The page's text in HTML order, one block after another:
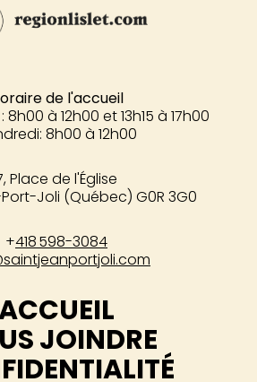
de l'accueil
à 12h00 et 13h15 à 17h00
8h00 à 12h00
Place de l'Église
Joli (Québec) G0R 3G0
+418 598-3084
JOINDRE